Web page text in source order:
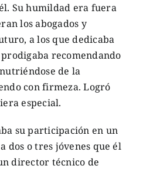
Su humildad era fuera
los abogados y
a los que dedicaba
recomendando
de la
con firmeza. Logró
especial.
su participación en un
dos o tres jóvenes que él
director técnico de